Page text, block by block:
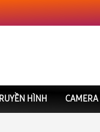
HÌNH CAMERA